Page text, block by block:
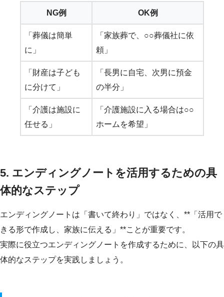
NG例 OK例
「葬儀は簡単
に」
「家族葬で、○○葬儀社に依
頼」
「財産は子ども
に分けて」
「長男に自宅、次男に預金
の半分」
「介護は施設に
任せる」
「介護施設に入る場合は○○
ホームを希望」
5. エンディングノートを活用するための具
体的なステップ
エンディングノートは「書いて終わり」ではなく、**「活用で
きる形で作成し、家族に伝える」**ことが重要です。
実際に役立つエンディングノートを作成するために、以下の具
体的なステップを実践しましょう。